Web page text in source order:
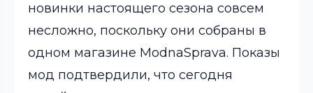
новинки настоящего сезона совсем
несложно, поскольку они собраны в
одном магазине ModnaSprava. Показы
мод подтвердили, что сегодня